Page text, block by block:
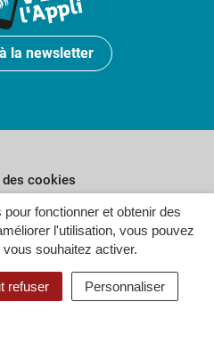
fonctionner et obtenir des
l'utilisation, vous pouvez
souhaitez activer.
refuser Personnaliser
la newsletter
cookies
du site
confidentialité